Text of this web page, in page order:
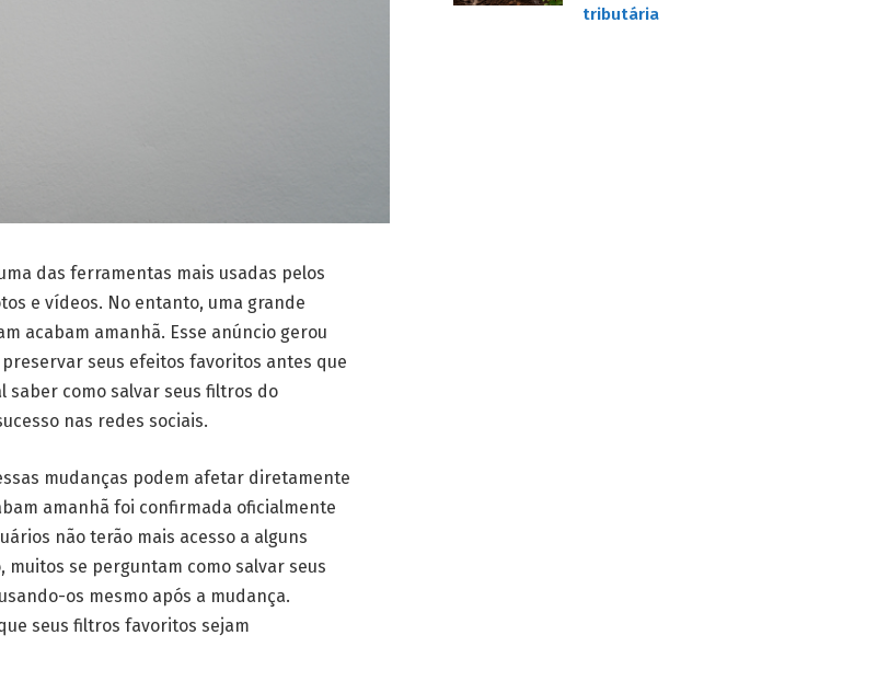
das ferramentas mais usadas pelos
e vídeos. No entanto, uma grande
acabam amanhã. Esse anúncio gerou
seus efeitos favoritos antes que
saber como salvar seus filtros do
nas redes sociais.
mudanças podem afetar diretamente
amanhã foi confirmada oficialmente
não terão mais acesso a alguns
se perguntam como salvar seus
os mesmo após a mudança.
seus filtros favoritos sejam
tributária